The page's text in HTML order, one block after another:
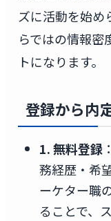
ズに活動を始め
らではの情報密
トになります。
登録から内
1. 無料登録 ：
務経歴・希
ーケター職
ることで、